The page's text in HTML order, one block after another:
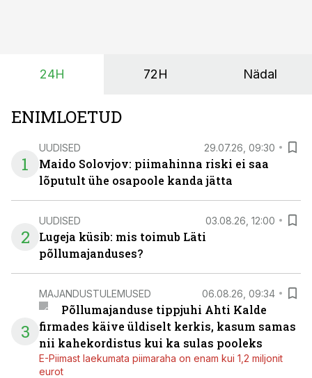
on suurim ning iga töötund on oluline.
24H 72H Nädal
ENIMLOETUD
1
UUDISED 29.07.26, 09:30
Maido Solovjov: piimahinna riski ei saa
lõputult ühe osapoole kanda jätta
2
UUDISED 03.08.26, 12:00
Lugeja küsib: mis toimub Läti
põllumajanduses?
3
MAJANDUSTULEMUSED 06.08.26, 09:34
Põllumajanduse tippjuhi Ahti Kalde
firmades käive üldiselt kerkis, kasum samas
nii kahekordistus kui ka sulas pooleks
E-Piimast laekumata piimaraha on enam kui 1,2 miljonit
eurot